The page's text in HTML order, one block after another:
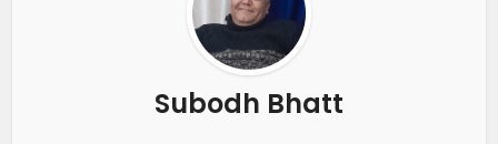
Subodh Bhatt